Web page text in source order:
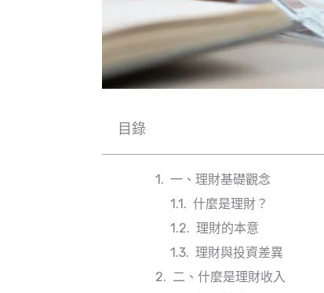
目錄
一、理財基礎觀念
什麼是理財？
理財的本意
理財與投資差異
二、什麼是理財收入